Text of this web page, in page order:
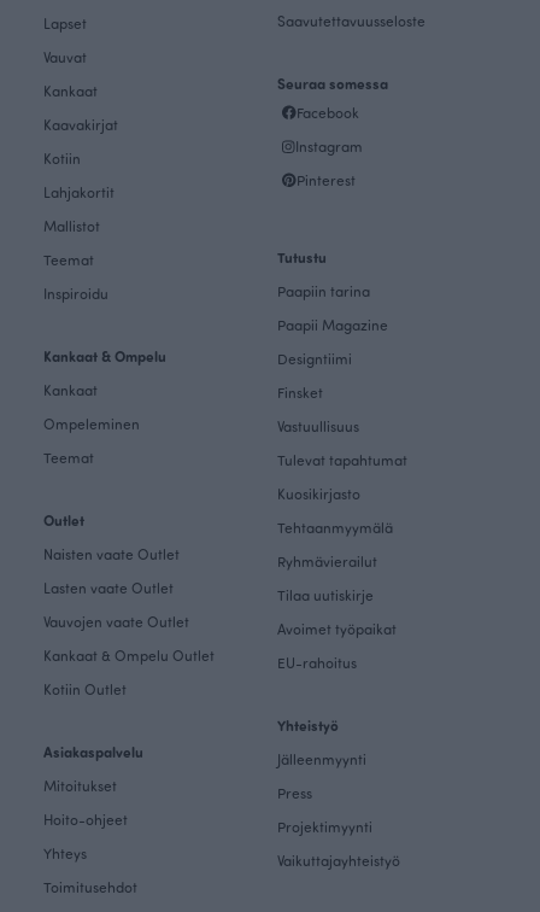
Lapset
Vauvat
Kankaat
Kaavakirjat
Kotiin
Lahjakortit
Mallistot
Teemat
Inspiroidu
Kankaat & Ompelu
Kankaat
Ompeleminen
Teemat
Outlet
Naisten vaate Outlet
Lasten vaate Outlet
Vauvojen vaate Outlet
Kankaat & Ompelu Outlet
Kotiin Outlet
Asiakaspalvelu
Mitoitukset
Hoito-ohjeet
Yhteys
Toimitusehdot
Saavutettavuusseloste
Seuraa somessa
Facebook
Instagram
Pinterest
Tutustu
Paapiin tarina
Paapii Magazine
Designtiimi
Finsket
Vastuullisuus
Tulevat tapahtumat
Kuosikirjasto
Tehtaanmyymälä
Ryhmävierailut
Tilaa uutiskirje
Avoimet työpaikat
EU-rahoitus
Yhteistyö
Jälleenmyynti
Press
Projektimyynti
Vaikuttajayhteistyö